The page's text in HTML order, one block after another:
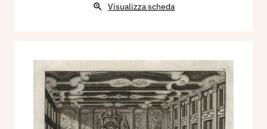
Visualizza scheda